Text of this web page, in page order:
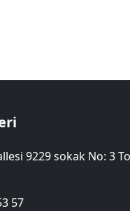
9229 sokak No: 3
57